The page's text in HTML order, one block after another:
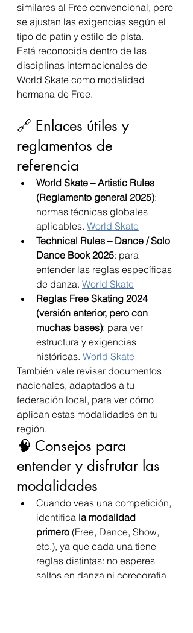
similares al Free convencional, pero
se ajustan las exigencias según el
tipo de patín y estilo de pista.
Está reconocida dentro de las
disciplinas internacionales de
World Skate como modalidad
hermana de Free.
🔗 Enlaces útiles y
reglamentos de
referencia
World Skate – Artistic Rules
(Reglamento general 2025):
normas técnicas globales
aplicables. World Skate
Technical Rules – Dance / Solo
Dance Book 2025: para
entender las reglas específicas
de danza. World Skate
Reglas Free Skating 2024
(versión anterior, pero con
muchas bases): para ver
estructura y exigencias
históricas. World Skate
También vale revisar documentos
nacionales, adaptados a tu
federación local, para ver cómo
aplican estas modalidades en tu
región.
🧠 Consejos para
entender y disfrutar las
modalidades
Cuando veas una competición,
identifica la modalidad
primero (Free, Dance, Show,
etc.), ya que cada una tiene
reglas distintas: no esperes
saltos en danza ni coreografía